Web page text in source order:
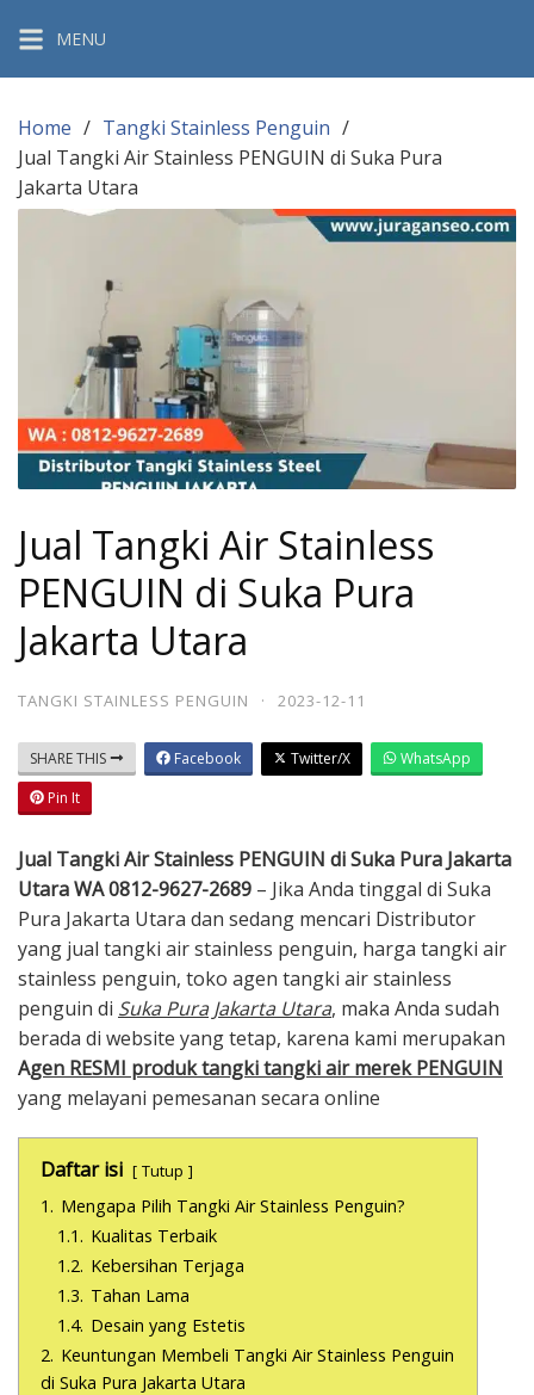
content
MENU
Home
Tangki Stainless Penguin
Jual Tangki Air Stainless PENGUIN di Suka Pura
Jakarta Utara
Jual Tangki Air Stainless
PENGUIN di Suka Pura
Jakarta Utara
TANGKI STAINLESS PENGUIN · 2023-12-11
SHARE THIS Facebook Twitter/X
WhatsApp
Pin It
Jual Tangki Air Stainless PENGUIN di Suka Pura Jakarta
Utara WA 0812-9627-2689 – Jika Anda tinggal di Suka
Pura Jakarta Utara dan sedang mencari Distributor
yang jual tangki air stainless penguin, harga tangki air
stainless penguin, toko agen tangki air stainless
penguin di Suka Pura Jakarta Utara, maka Anda sudah
berada di website yang tetap, karena kami merupakan
Agen RESMI produk tangki tangki air merek PENGUIN
yang melayani pemesanan secara online
Daftar isi Tutup
1. Mengapa Pilih Tangki Air Stainless Penguin?
1.1. Kualitas Terbaik
1.2. Kebersihan Terjaga
1.3. Tahan Lama
1.4. Desain yang Estetis
2. Keuntungan Membeli Tangki Air Stainless Penguin
di Suka Pura Jakarta Utara